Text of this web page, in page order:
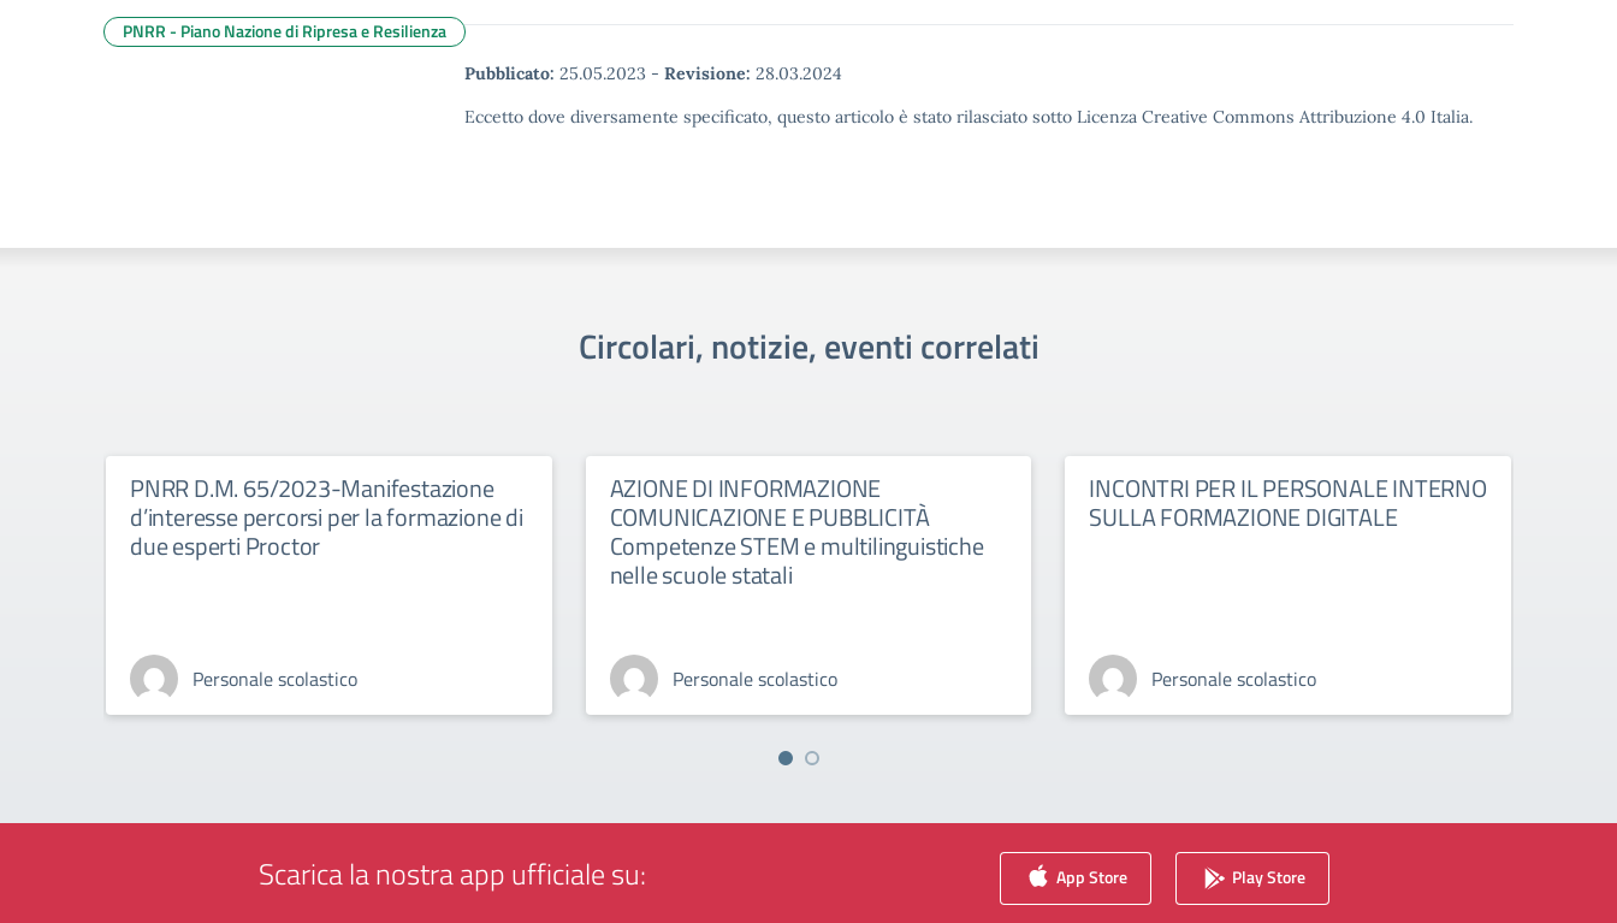
Pubblicato: 25.05.2023 - Revisione: 28.03.2024
Eccetto dove diversamente specificato, questo articolo è stato rilasciato sotto Licenza Creative Commons Attribuzione 4.0 Italia.
PNRR - Piano Nazione di Ripresa e Resilienza
Circolari, notizie, eventi correlati
PNRR D.M. 65/2023-Manifestazione
d’interesse percorsi per la formazione di
due esperti Proctor
Personale scolastico
AZIONE DI INFORMAZIONE
COMUNICAZIONE E PUBBLICITÀ
Competenze STEM e multilinguistiche
nelle scuole statali
Personale scolastico
INCONTRI PER IL PERSONALE INTERNO
SULLA FORMAZIONE DIGITALE
Personale scolastico
Scarica la nostra app ufficiale su: App Store Play Store